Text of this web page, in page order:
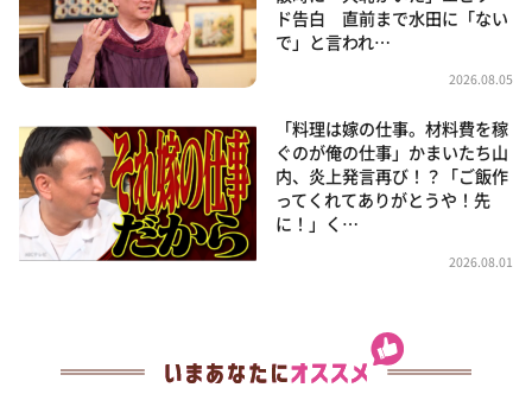
ド告白 直前まで水田に「ない
で」と言われ…
2026.08.05
「料理は嫁の仕事。材料費を稼
ぐのが俺の仕事」かまいたち山
内、炎上発言再び！？「ご飯作
ってくれてありがとうや！先
に！」く…
2026.08.01